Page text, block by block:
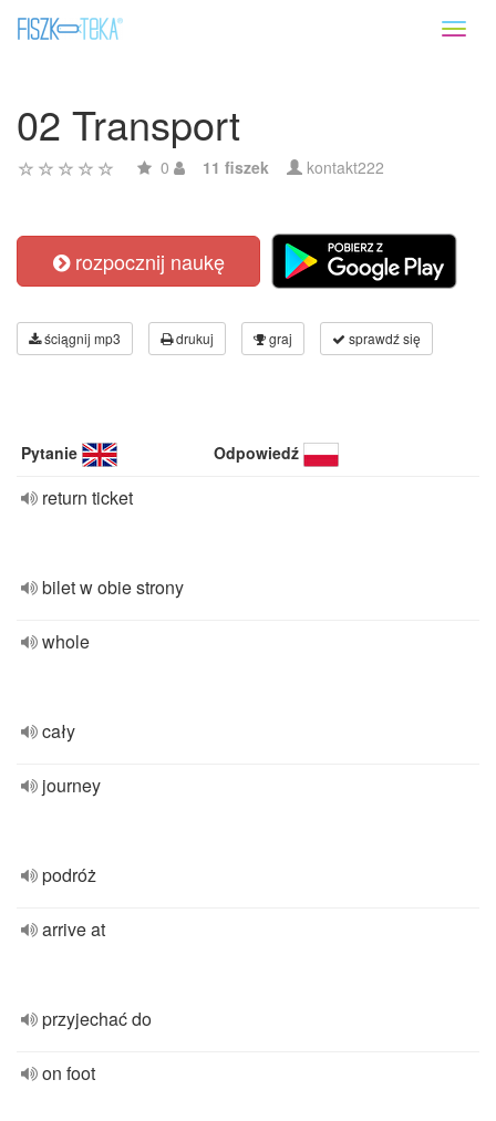
02 Transport
0 11 fiszek kontakt222
rozpocznij naukę
ściągnij mp3 drukuj graj sprawdź się
Pytanie Odpowiedź
return ticket
bilet w obie strony
whole
cały
journey
podróż
arrive at
przyjechać do
on foot